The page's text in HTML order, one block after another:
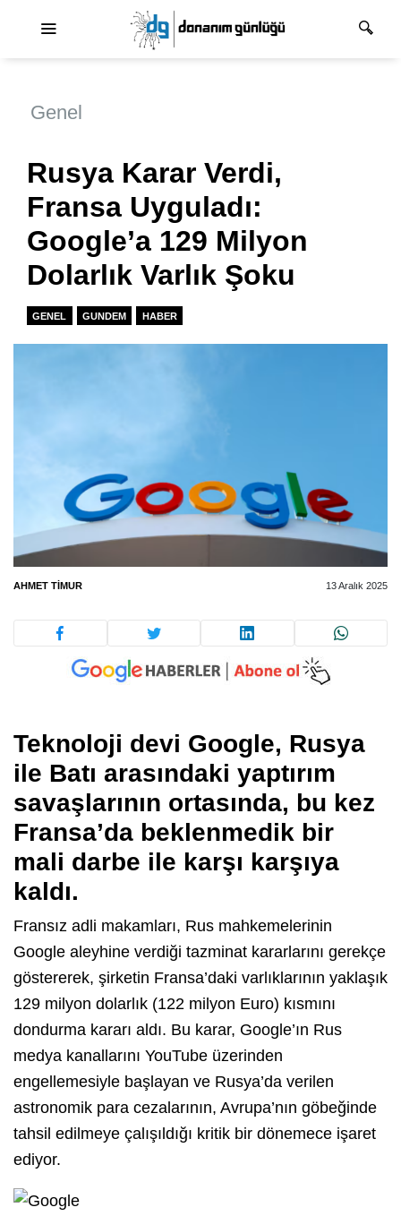
Genel
Rusya Karar Verdi,
Fransa Uyguladı:
Google’a 129 Milyon
Dolarlık Varlık Şoku
GENEL GUNDEM HABER
AHMET TIMUR 13 Aralık 2025
Teknoloji devi Google, Rusya
ile Batı arasındaki yaptırım
savaşlarının ortasında, bu kez
Fransa’da beklenmedik bir
mali darbe ile karşı karşıya
kaldı.
Fransız adli makamları, Rus mahkemelerinin
Google aleyhine verdiği tazminat kararlarını gerekçe
göstererek, şirketin Fransa’daki varlıklarının yaklaşık
129 milyon dolarlık (122 milyon Euro) kısmını
dondurma kararı aldı. Bu karar, Google’ın Rus
medya kanallarını YouTube üzerinden
engellemesiyle başlayan ve Rusya’da verilen
astronomik para cezalarının, Avrupa’nın göbeğinde
tahsil edilmeye çalışıldığı kritik bir dönemece işaret
ediyor.